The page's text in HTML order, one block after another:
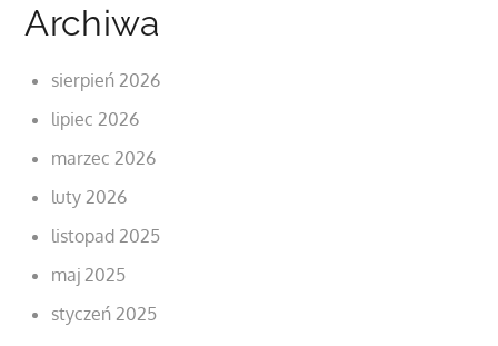
Archiwa
sierpień 2026
lipiec 2026
marzec 2026
luty 2026
listopad 2025
maj 2025
styczeń 2025